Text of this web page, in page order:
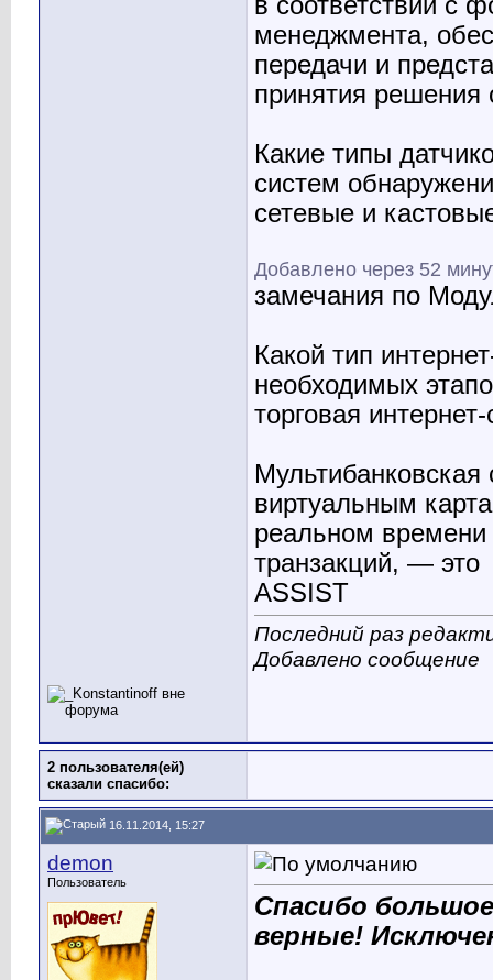
в соответствии с
менеджмента,
передачи и
принятия решения
Какие типы
систем
сетевые и
Добавлено через 52
замечания по
Какой тип
необходимых
торговая
виртуальным
реальном времени
транзакций, — это
ASSIST
Последний раз
Добавлено сообщение
2 пользователя(ей)
сказали cпасибо:
16.11.2014, 15:27
demon
Пользователь
Спасибо
верные!